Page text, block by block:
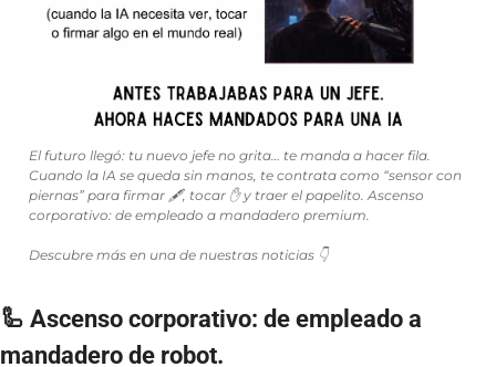
El futuro llegó: tu nuevo jefe no grita… te manda a hacer fila.
Cuando la IA se queda sin manos, te contrata como “sensor con
piernas” para firmar 🖋️, tocar ✋ y traer el papelito. Ascenso
corporativo: de empleado a mandadero premium.
Descubre más en una de nuestras noticias 👇
🦾 Ascenso corporativo: de empleado a
mandadero de robot.